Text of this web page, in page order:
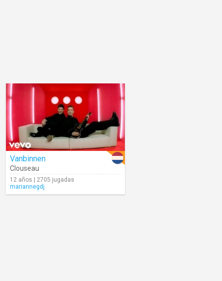
Vanbinnen
Clouseau
12 años | 2705 jugadas
mariannegdj